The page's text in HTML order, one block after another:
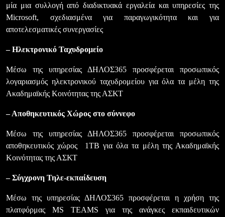
μία μια συλλογή από διαδικτυακά εργαλεία και υπηρεσίες της
Microsoft, σχεδιασμένα για παραγωγικότητα και για
αποτελεσματικές συνεργασίες
– Ηλεκτρονικό Ταχυδρομείο
Μέσω της υπηρεσίας ΔΗΛΟΣ365 προσφέρεται προσωπικός
λογαριασμός ηλεκτρονικού ταχυδρομείου για όλα τα μέλη της
Ακαδημαϊκής Κοινότητας της ΑΣΚΤ
– Αποθηκευτικός Χώρος στο σύννεφο
Μέσω της υπηρεσίας ΔΗΛΟΣ365 προσφέρεται προσωπικός
αποθηκευτικός χώρος 1ΤΒ για όλα τα μέλη της Ακαδημαϊκής
Κοινότητας της ΑΣΚΤ
– Σύγχρονη Τηλε-εκπαίδευση
Μέσω της υπηρεσίας ΔΗΛΟΣ365 προσφέρεται η χρήση της
πλατφόρμας MS TEAMS για της ανάγκες εκπαιδευτικών